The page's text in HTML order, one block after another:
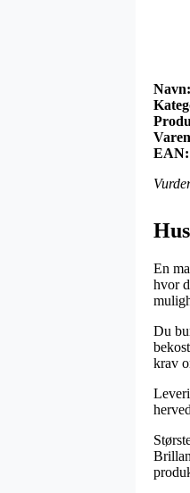
Navn:
EAN:
En
hvor
Du
krav